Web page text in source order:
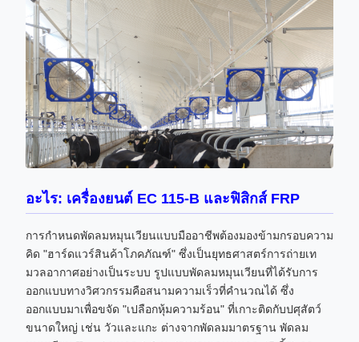
อะไร: เครื่องยนต์ EC 115-B และฟิสิกส์ FRP
การกำหนดพัดลมหมุนเวียนแบบมืออาชีพต้องมองข้ามกรอบความ
คิด "ฮาร์ดแวร์สินค้าโภคภัณฑ์" ซึ่งเป็นยุทธศาสตร์การถ่ายเท
มวลอากาศอย่างเป็นระบบ รูปแบบพัดลมหมุนเวียนที่ได้รับการ
ออกแบบทางวิศวกรรมคือสนามความเร็วที่คำนวณได้ ซึ่ง
ออกแบบมาเพื่อขจัด "เปลือกหุ้มความร้อน" ที่เกาะติดกับปศุสัตว์
ขนาดใหญ่ เช่น วัวและแกะ ต่างจากพัดลมมาตรฐาน พัดลม